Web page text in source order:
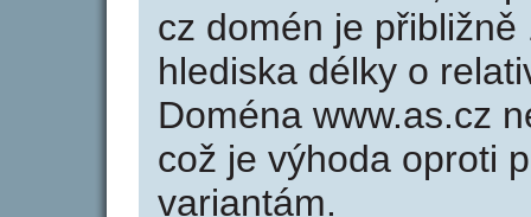
cz domén je
hlediska délky o
Doména www.as.cz
což je výhoda oproti
variantám.